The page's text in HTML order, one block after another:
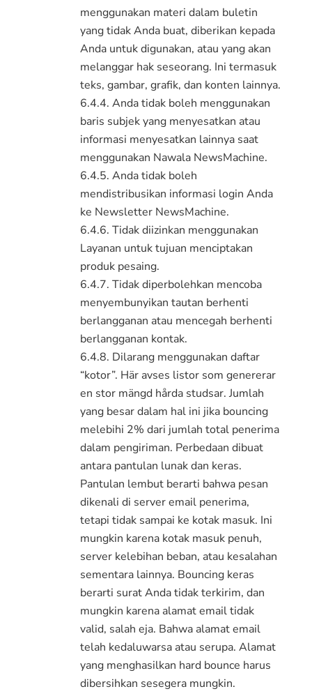
menggunakan materi dalam buletin
yang tidak Anda buat, diberikan kepada
Anda untuk digunakan, atau yang akan
melanggar hak seseorang. Ini termasuk
teks, gambar, grafik, dan konten lainnya.
6.4.4. Anda tidak boleh menggunakan
baris subjek yang menyesatkan atau
informasi menyesatkan lainnya saat
menggunakan Nawala NewsMachine.
6.4.5. Anda tidak boleh
mendistribusikan informasi login Anda
ke Newsletter NewsMachine.
6.4.6. Tidak diizinkan menggunakan
Layanan untuk tujuan menciptakan
produk pesaing.
6.4.7. Tidak diperbolehkan mencoba
menyembunyikan tautan berhenti
berlangganan atau mencegah berhenti
berlangganan kontak.
6.4.8. Dilarang menggunakan daftar
“kotor”. Här avses listor som genererar
en stor mängd hårda studsar. Jumlah
yang besar dalam hal ini jika bouncing
melebihi 2% dari jumlah total penerima
dalam pengiriman. Perbedaan dibuat
antara pantulan lunak dan keras.
Pantulan lembut berarti bahwa pesan
dikenali di server email penerima,
tetapi tidak sampai ke kotak masuk. Ini
mungkin karena kotak masuk penuh,
server kelebihan beban, atau kesalahan
sementara lainnya. Bouncing keras
berarti surat Anda tidak terkirim, dan
mungkin karena alamat email tidak
valid, salah eja. Bahwa alamat email
telah kedaluwarsa atau serupa. Alamat
yang menghasilkan hard bounce harus
dibersihkan sesegera mungkin.